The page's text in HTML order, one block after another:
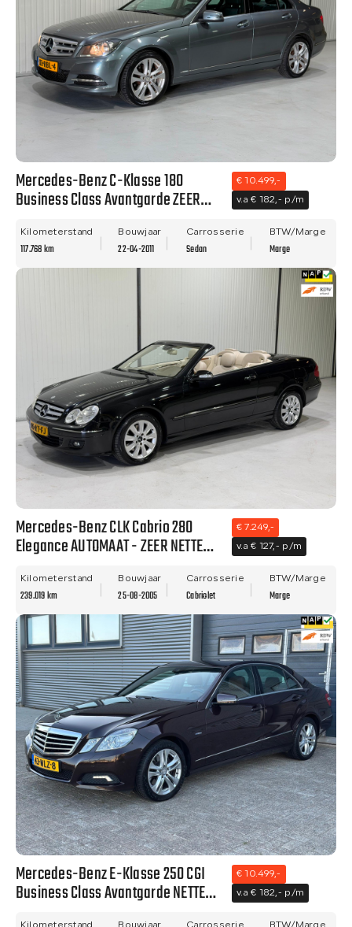
Mercedes-Benz C-Klasse 180
Business Class Avantgarde ZEER
APK!
€ 10.499,-
v.a € 182,- p/m
Kilometerstand
117.768 km
Bouwjaar
22-04-2011
Carrosserie
Sedan
BTW/Marge
Marge
Mercedes-Benz CLK Cabrio 280
Elegance AUTOMAAT - ZEER NETTE
€ 7.249,-
v.a € 127,- p/m
Kilometerstand
239.019 km
Bouwjaar
25-08-2005
Carrosserie
Cabriolet
BTW/Marge
Marge
Mercedes-Benz E-Klasse 250 CGI
Business Class Avantgarde NETTE
€ 10.499,-
v.a € 182,- p/m